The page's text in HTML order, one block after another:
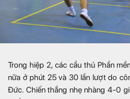
Trong hiệp 2, các cầu thủ Phần
nữa ở phút 25 và 30 lần lượt do
Đức. Chiến thắng nhẹ nhàng 4-0